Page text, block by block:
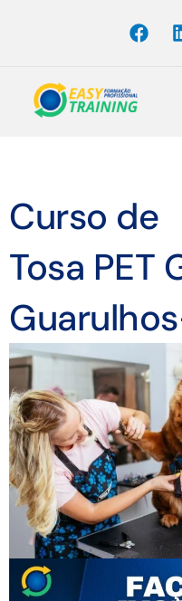
Curso de
Tosa PET